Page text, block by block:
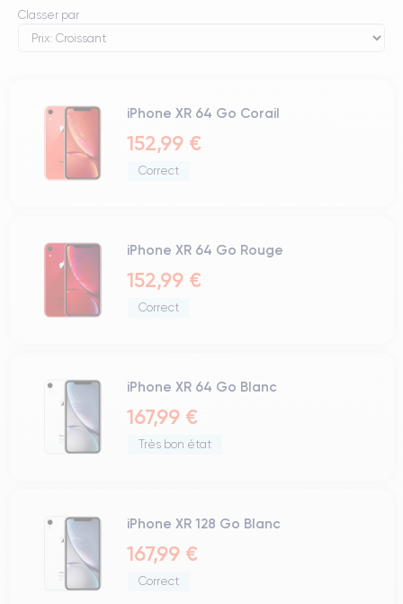
Classer par
iPhone XR 64 Go Corail
152,99 €
Correct
iPhone XR 64 Go Rouge
152,99 €
Correct
iPhone XR 64 Go Blanc
167,99 €
Très bon état
iPhone XR 128 Go Blanc
167,99 €
Correct